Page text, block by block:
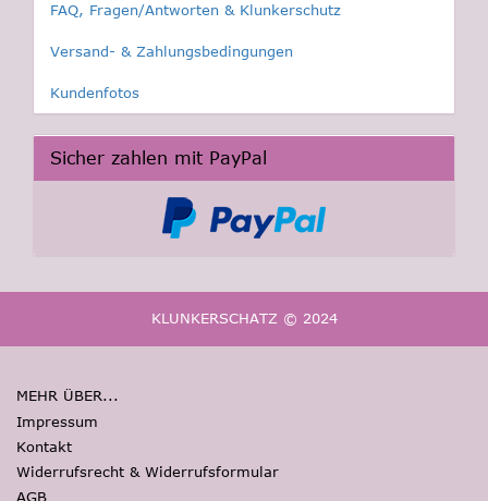
FAQ, Fragen/Antworten & Klunkerschutz
Versand- & Zahlungsbedingungen
Kundenfotos
Sicher zahlen mit PayPal
KLUNKERSCHATZ © 2024
MEHR ÜBER...
Impressum
Kontakt
Widerrufsrecht & Widerrufsformular
AGB